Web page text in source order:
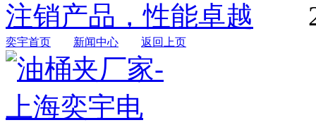
注销产品，性能卓越
奕宇首页 新闻中心 返回上页